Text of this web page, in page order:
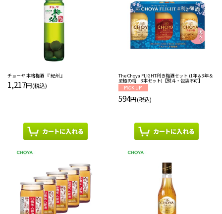
チョーヤ 本格梅酒 『 紀州 』
1,217円(税込)
The Choya FLIGHT利き梅酒セット (1年＆3年＆
至極の梅 3本セット)【熨斗・包装不可】
594円(税込)